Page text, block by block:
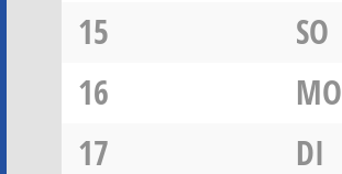
15
SO
16
MO
17
DI